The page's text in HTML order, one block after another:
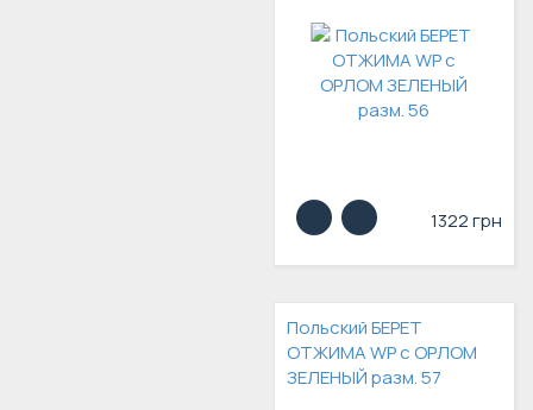
1322 грн
Польский БЕРЕТ
ОТЖИМА WP с ОРЛОМ
ЗЕЛЕНЫЙ разм. 57